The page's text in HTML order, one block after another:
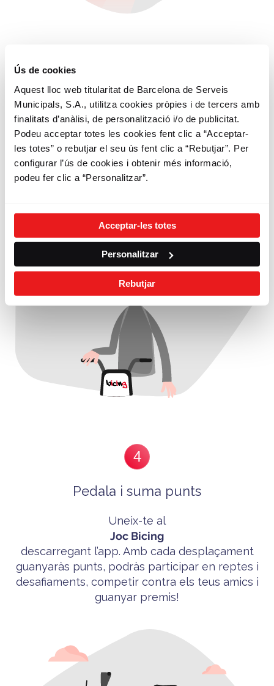
Ús de cookies
Aquest lloc web titularitat de Barcelona de Serveis
Municipals, S.A., utilitza cookies pròpies i de tercers amb
finalitats d’anàlisi, de personalització i/o de publicitat.
Podeu acceptar totes les cookies fent clic a “Acceptar-
les totes” o rebutjar el seu ús fent clic a “Rebutjar”. Per
configurar l’ús de cookies i obtenir més informació,
podeu fer clic a “Personalitzar”.
Acceptar-les totes
Personalitzar
Rebutjar
Fes Bicing
Sigues sostenible
Gaudeix dels teus desplaçaments
Circula amb respecte i civisme
4
Pedala i suma punts
Uneix-te al
Joc Bicing
descarregant l’app. Amb cada desplaçament
guanyaràs punts, podràs participar en reptes i
desafiaments, competir contra els teus amics i
guanyar premis!